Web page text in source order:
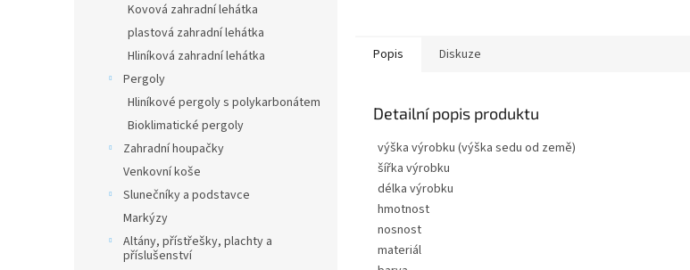
Kovová zahradní lehátka
plastová zahradní lehátka
Hliníková zahradní lehátka
Pergoly
Hliníkové pergoly s polykarbonátem
Bioklimatické pergoly
Zahradní houpačky
Venkovní koše
Slunečníky a podstavce
Markýzy
Altány, přístřešky, plachty a
příslušenství
Popis Diskuze
Detailní popis produktu
výška výrobku (výška sedu od země)
šířka výrobku
délka výrobku
hmotnost
nosnost
materiál